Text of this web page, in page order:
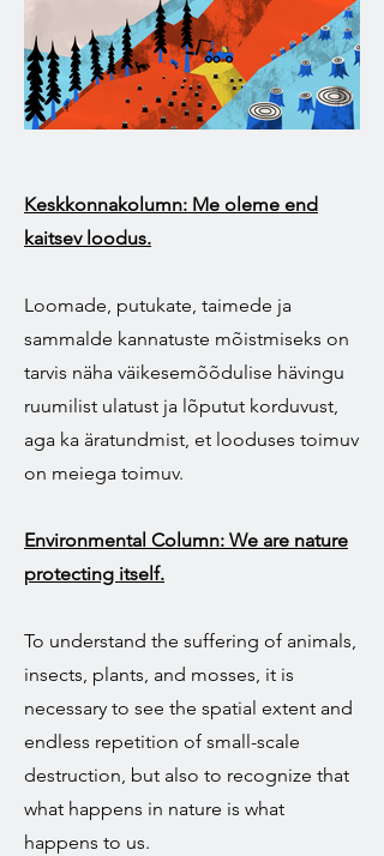
Keskkonnakolumn: Me oleme end
kaitsev loodus.
Loomade, putukate, taimede ja
sammalde kannatuste mõistmiseks on
tarvis näha väikesemõõdulise hävingu
ruumilist ulatust ja lõputut korduvust,
aga ka äratundmist, et looduses toimuv
on meiega toimuv.
Environmental Column: We are nature
protecting itself.
To understand the suffering of animals,
insects, plants, and mosses, it is
necessary to see the spatial extent and
endless repetition of small-scale
destruction, but also to recognize that
what happens in nature is what
happens to us.